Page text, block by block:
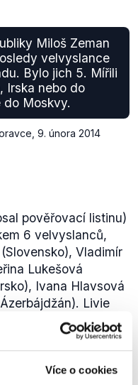
Více o cookies
by měla být pokud
Miloš Zeman
velvyslance
Bylo jich 5. Mířili
Irska nebo do
do Moskvy.
9. února 2014
pověřovací listinu)
6 velvyslanců,
Vladimír
Lukešová
Ivana Hlavsová
Livie
zbytek
Na základě těchto
jako pravdivý.